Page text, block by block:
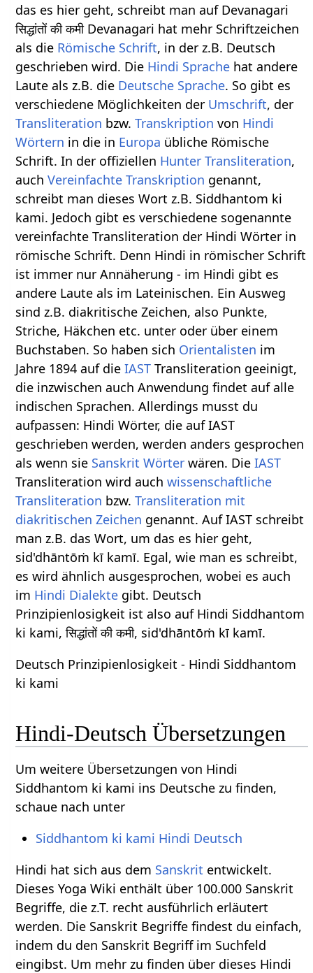
das es hier geht, schreibt man auf Devanagari
सिद्धांतों की कमी Devanagari hat mehr Schriftzeichen
als die Römische Schrift, in der z.B. Deutsch
geschrieben wird. Die Hindi Sprache hat andere
Laute als z.B. die Deutsche Sprache. So gibt es
verschiedene Möglichkeiten der Umschrift, der
Transliteration bzw.Transkription von Hindi
Wörtern in die in Europa übliche Römische
Schrift. In der offiziellen Hunter Transliteration,
auchVereinfachte Transkription genannt,
schreibt man dieses Wort z.B. Siddhantom ki
kami. Jedoch gibt es verschiedene sogenannte
vereinfachte Transliteration der Hindi Wörter in
römische Schrift. Denn Hindi in römischer Schrift
ist immer nur Annäherung - im Hindi gibt es
andere Laute als im Lateinischen. Ein Ausweg
sind z.B. diakritische Zeichen, also Punkte,
Striche, Häkchen etc. unter oder über einem
Buchstaben. So haben sich Orientalisten im
Jahre 1894 auf dieIAST Transliteration geeinigt,
die inzwischen auch Anwendung findet auf alle
indischen Sprachen. Allerdings musst du
aufpassen: Hindi Wörter, die auf IAST
geschrieben werden, werden anders gesprochen
als wenn sie Sanskrit Wörter wären. DieIAST
Transliteration wird auchwissenschaftliche
Transliteration bzw.Transliteration mit
diakritischen Zeichen genannt. Auf IAST schreibt
man z.B. das Wort, um das es hier geht,
sid'dhāntōṁ kī kamī. Egal, wie man es schreibt,
es wird ähnlich ausgesprochen, wobei es auch
im Hindi Dialekte gibt. Deutsch
Prinzipienlosigkeit ist also auf Hindi Siddhantom
ki kami, सिद्धांतों की कमी, sid'dhāntōṁ kī kamī.
Deutsch Prinzipienlosigkeit - Hindi Siddhantom
ki kami
Hindi-Deutsch Übersetzungen
Um weitere Übersetzungen von Hindi
Siddhantom ki kami ins Deutsche zu finden,
schaue nach unter
Siddhantom ki kami Hindi Deutsch
Hindi hat sich aus dem Sanskrit entwickelt.
Dieses Yoga Wiki enthält über 100.000 Sanskrit
Begriffe, die z.T. recht ausführlich erläutert
werden. Die Sanskrit Begriffe findest du einfach,
indem du den Sanskrit Begriff im Suchfeld
eingibst. Um mehr zu finden über dieses Hindi